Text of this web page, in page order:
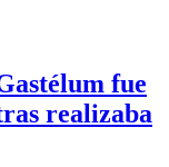
fue
realizaba